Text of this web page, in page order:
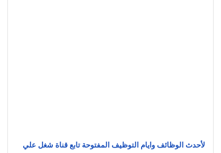
لأحدث الوظائف وايام التوظيف المفتوحة تابع قناة شغل علي